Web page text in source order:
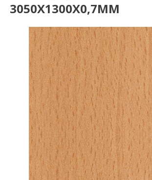
3050X1300X0,7MM